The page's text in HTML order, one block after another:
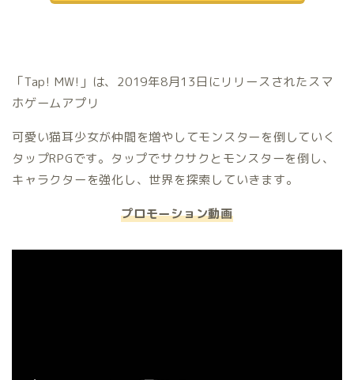
「Tap! MW!」は、2019年8月13日にリリースされたスマ
ホゲームアプリ
可愛い猫耳少女が仲間を増やしてモンスターを倒していく
タップRPGです。タップでサクサクとモンスターを倒し、
キャラクターを強化し、世界を探索していきます。
プロモーション動画